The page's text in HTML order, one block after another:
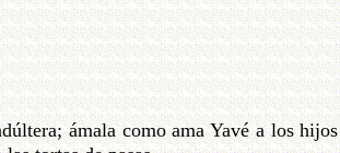
ámala como ama Yavé a los hijos